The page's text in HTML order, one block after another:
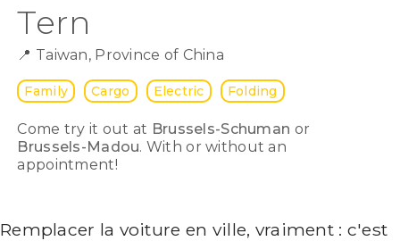
Tern
📍 Taiwan, Province of China
Family Cargo Electric Folding
Come try it out at Brussels-Schuman or
Brussels-Madou. With or without an
appointment!
Remplacer la voiture en ville, vraiment : c'est